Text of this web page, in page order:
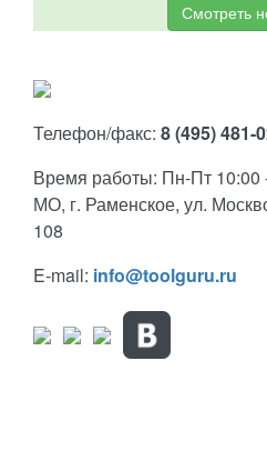
Смотреть
Телефон/факс: 8 (495) 481-
Время работы: Пн-Пт 10:00
МО, г. Раменское, ул.
108
E-mail: info@toolguru.ru